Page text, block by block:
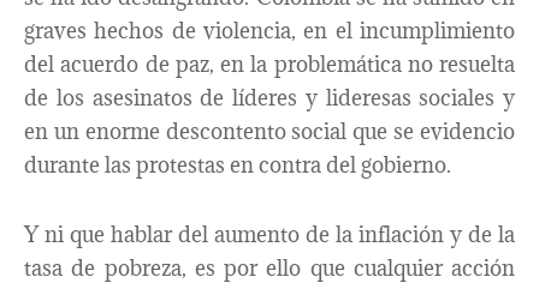
graves hechos de violencia, en el incumplimiento
del acuerdo de paz, en la problemática no resuelta
de los asesinatos de líderes y lideresas sociales y
en un enorme descontento social que se evidencio
durante las protestas en contra del gobierno.
Y ni que hablar del aumento de la inflación y de la
tasa de pobreza, es por ello que cualquier acción